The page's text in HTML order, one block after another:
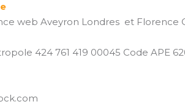
web Aveyron Londres et Florence
424 761 419 00045 Code APE